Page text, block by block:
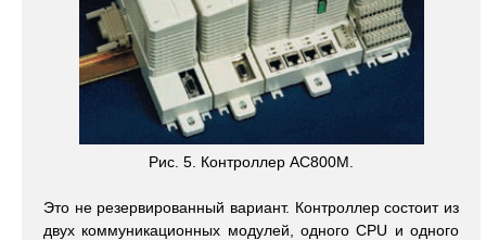
Рис. 5. Контроллер AC800M.
Это не резервированный вариант. Контроллер состоит из
двух коммуникационных модулей, одного СPU и одного